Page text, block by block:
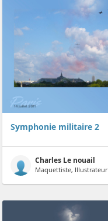
Symphonie militaire 2
Charles Le nouail
Maquettiste, Illustrateur